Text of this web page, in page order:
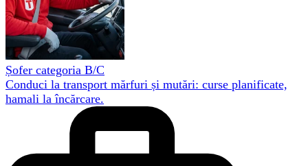
Șofer categoria B/C
Conduci la transport mărfuri și mutări: curse planificate,
hamali la încărcare.